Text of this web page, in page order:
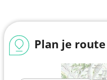
Plan je route